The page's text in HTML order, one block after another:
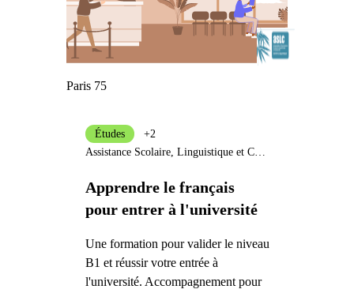
Paris 75
Apprendre le français
pour entrer à l'université
Une formation pour valider le niveau
B1 et réussir votre entrée à
l'université. Accompagnement pour
Études
+2
Assistance Scolaire, Linguistique et Culturelle